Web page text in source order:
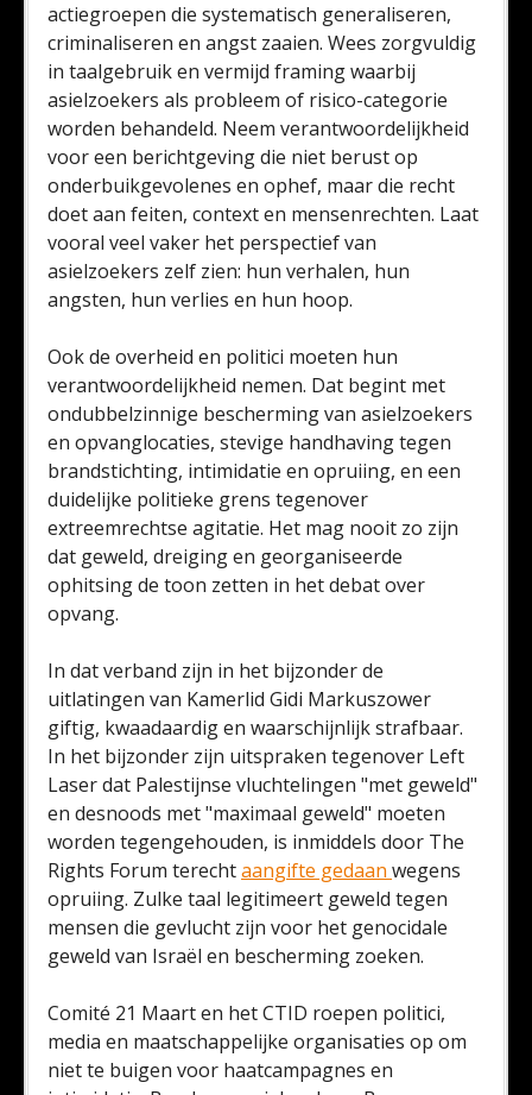
actiegroepen die systematisch generaliseren,
criminaliseren en angst zaaien. Wees zorgvuldig
in taalgebruik en vermijd framing waarbij
asielzoekers als probleem of risico-categorie
worden behandeld. Neem verantwoordelijkheid
voor een berichtgeving die niet berust op
onderbuikgevolenes en ophef, maar die recht
doet aan feiten, context en mensenrechten. Laat
vooral veel vaker het perspectief van
asielzoekers zelf zien: hun verhalen, hun
angsten, hun verlies en hun hoop.
Ook de overheid en politici moeten hun
verantwoordelijkheid nemen. Dat begint met
ondubbelzinnige bescherming van asielzoekers
en opvanglocaties, stevige handhaving tegen
brandstichting, intimidatie en opruiing, en een
duidelijke politieke grens tegenover
extreemrechtse agitatie. Het mag nooit zo zijn
dat geweld, dreiging en georganiseerde
ophitsing de toon zetten in het debat over
opvang.
In dat verband zijn in het bijzonder de
uitlatingen van Kamerlid Gidi Markuszower
giftig, kwaadaardig en waarschijnlijk strafbaar.
In het bijzonder zijn uitspraken tegenover Left
Laser dat Palestijnse vluchtelingen "met geweld"
en desnoods met "maximaal geweld" moeten
worden tegengehouden, is inmiddels door The
Rights Forum terechtaangifte gedaan wegens
opruiing. Zulke taal legitimeert geweld tegen
mensen die gevlucht zijn voor het genocidale
geweld van Israël en bescherming zoeken.
Comité 21 Maart en het CTID roepen politici,
media en maatschappelijke organisaties op om
niet te buigen voor haatcampagnes en